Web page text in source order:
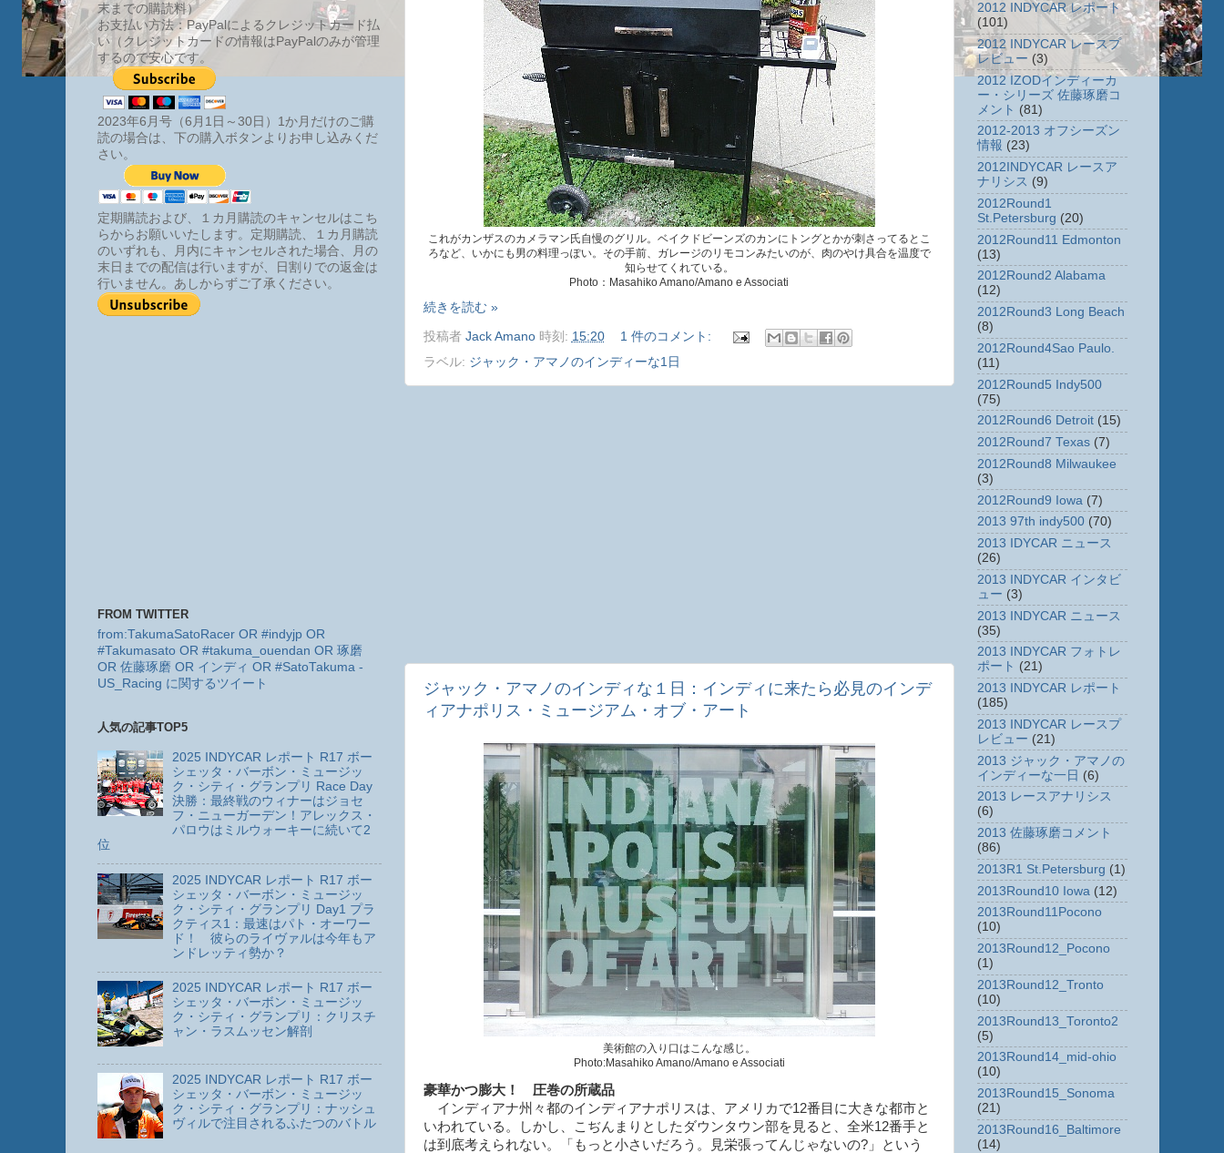
これがカンザスのカメラマン氏自慢のグリル。ベイクドビーンズのカンにトングとかが刺さってるとこ
ろなど、いかにも男の料理っぽい。その手前、ガレージのリモコンみたいのが、肉のやけ具合を温度で
知らせてくれている。
Photo：Masahiko Amano/Amano e Associati
続きを読む »
投稿者 Jack Amano 時刻: 15:20
1 件のコメント:
ラベル: ジャック・アマノのインディーな1日
ジャック・アマノのインディな１日：インディに来たら必見のインデ
ィアナポリス・ミュージアム・オブ・アート
美術館の入り口はこんな感じ。
Photo:Masahiko Amano/Amano e Associati
豪華かつ膨大！ 圧巻の所蔵品
インディアナ州々都のインディアナポリスは、アメリカで12番目に大きな都市と
いわれている。しかし、こぢんまりとしたダウンタウン部を見ると、全米12番手と
は到底考えられない。「もっと小さいだろう。見栄張ってんじゃないの?」という
末までの購読料）
お支払い方法：PayPalによるクレジットカード払
い（クレジットカードの情報はPayPalのみが管理
するので安心です。
2023年6月号（6月1日～30日）1か月だけのご購
読の場合は、下の購入ボタンよりお申し込みくだ
さい。
定期購読および、１カ月購読のキャンセルはこち
らからお願いいたします。定期購読、１カ月購読
のいずれも、月内にキャンセルされた場合、月の
末日までの配信は行いますが、日割りでの返金は
行いません。あしからずご了承ください。
FROM TWITTER
from:TakumaSatoRacer OR #indyjp OR
#Takumasato OR #takuma_ouendan OR 琢磨
OR 佐藤琢磨 OR インディ OR #SatoTakuma -
US_Racing に関するツイート
人気の記事TOP5
2025 INDYCAR レポート R17 ボー
シェッタ・バーボン・ミュージッ
ク・シティ・グランプリ Race Day
決勝：最終戦のウィナーはジョセ
フ・ニューガーデン！アレックス・
パロウはミルウォーキーに続いて2
位
2025 INDYCAR レポート R17 ボー
シェッタ・バーボン・ミュージッ
ク・シティ・グランプリ Day1 プラ
クティス1：最速はパト・オーワー
ド！ 彼らのライヴァルは今年もア
ンドレッティ勢か？
2025 INDYCAR レポート R17 ボー
シェッタ・バーボン・ミュージッ
ク・シティ・グランプリ：クリスチ
ャン・ラスムッセン解剖
2025 INDYCAR レポート R17 ボー
シェッタ・バーボン・ミュージッ
ク・シティ・グランプリ：ナッシュ
ヴィルで注目されるふたつのバトル
2012 INDYCAR レポート
(101)
2012 INDYCAR レースプ
レビュー (3)
2012 IZODインディーカ
ー・シリーズ 佐藤琢磨コ
メント (81)
2012-2013 オフシーズン
情報 (23)
2012INDYCAR レースア
ナリシス (9)
2012Round1
St.Petersburg (20)
2012Round11 Edmonton
(13)
2012Round2 Alabama
(12)
2012Round3 Long Beach
(8)
2012Round4Sao Paulo.
(11)
2012Round5 Indy500
(75)
2012Round6 Detroit (15)
2012Round7 Texas (7)
2012Round8 Milwaukee
(3)
2012Round9 Iowa (7)
2013 97th indy500 (70)
2013 IDYCAR ニュース
(26)
2013 INDYCAR インタビ
ュー (3)
2013 INDYCAR ニュース
(35)
2013 INDYCAR フォトレ
ポート (21)
2013 INDYCAR レポート
(185)
2013 INDYCAR レースプ
レビュー (21)
2013 ジャック・アマノの
インディーな一日 (6)
2013 レースアナリシス
(6)
2013 佐藤琢磨コメント
(86)
2013R1 St.Petersburg (1)
2013Round10 Iowa (12)
2013Round11Pocono
(10)
2013Round12_Pocono
(1)
2013Round12_Tronto
(10)
2013Round13_Toronto2
(5)
2013Round14_mid-ohio
(10)
2013Round15_Sonoma
(21)
2013Round16_Baltimore
(14)